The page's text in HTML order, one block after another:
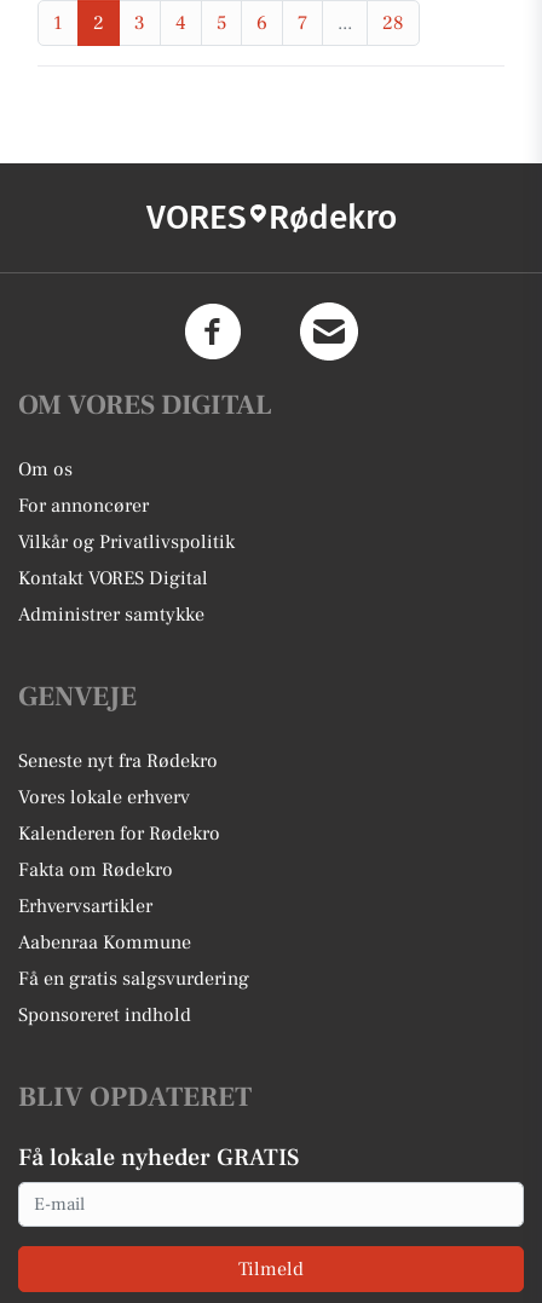
1 2 3 4 5 6 7 ... 28
VORES Rødekro
OM VORES DIGITAL
Om os
For annoncører
Vilkår og Privatlivspolitik
Kontakt VORES Digital
Administrer samtykke
GENVEJE
Seneste nyt fra Rødekro
Vores lokale erhverv
Kalenderen for Rødekro
Fakta om Rødekro
Erhvervsartikler
Aabenraa Kommune
Få en gratis salgsvurdering
Sponsoreret indhold
BLIV OPDATERET
Få lokale nyheder GRATIS
Email
Tilmeld